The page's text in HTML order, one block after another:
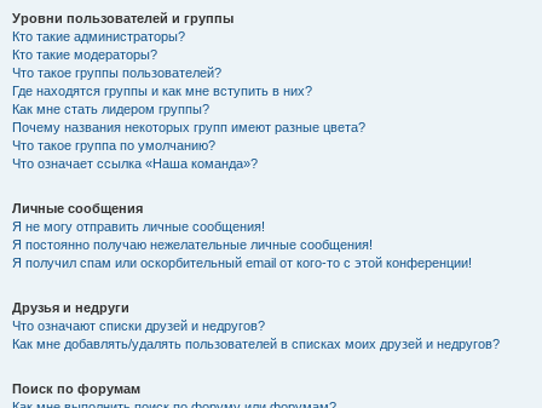
Уровни пользователей и группы
Кто такие администраторы?
Кто такие модераторы?
Что такое группы пользователей?
Где находятся группы и как мне вступить в них?
Как мне стать лидером группы?
Почему названия некоторых групп имеют разные цвета?
Что такое группа по умолчанию?
Что означает ссылка «Наша команда»?
Личные сообщения
Я не могу отправить личные сообщения!
Я постоянно получаю нежелательные личные сообщения!
Я получил спам или оскорбительный email от кого-то с этой конференции!
Друзья и недруги
Что означают списки друзей и недругов?
Как мне добавлять/удалять пользователей в списках моих друзей и недругов?
Поиск по форумам